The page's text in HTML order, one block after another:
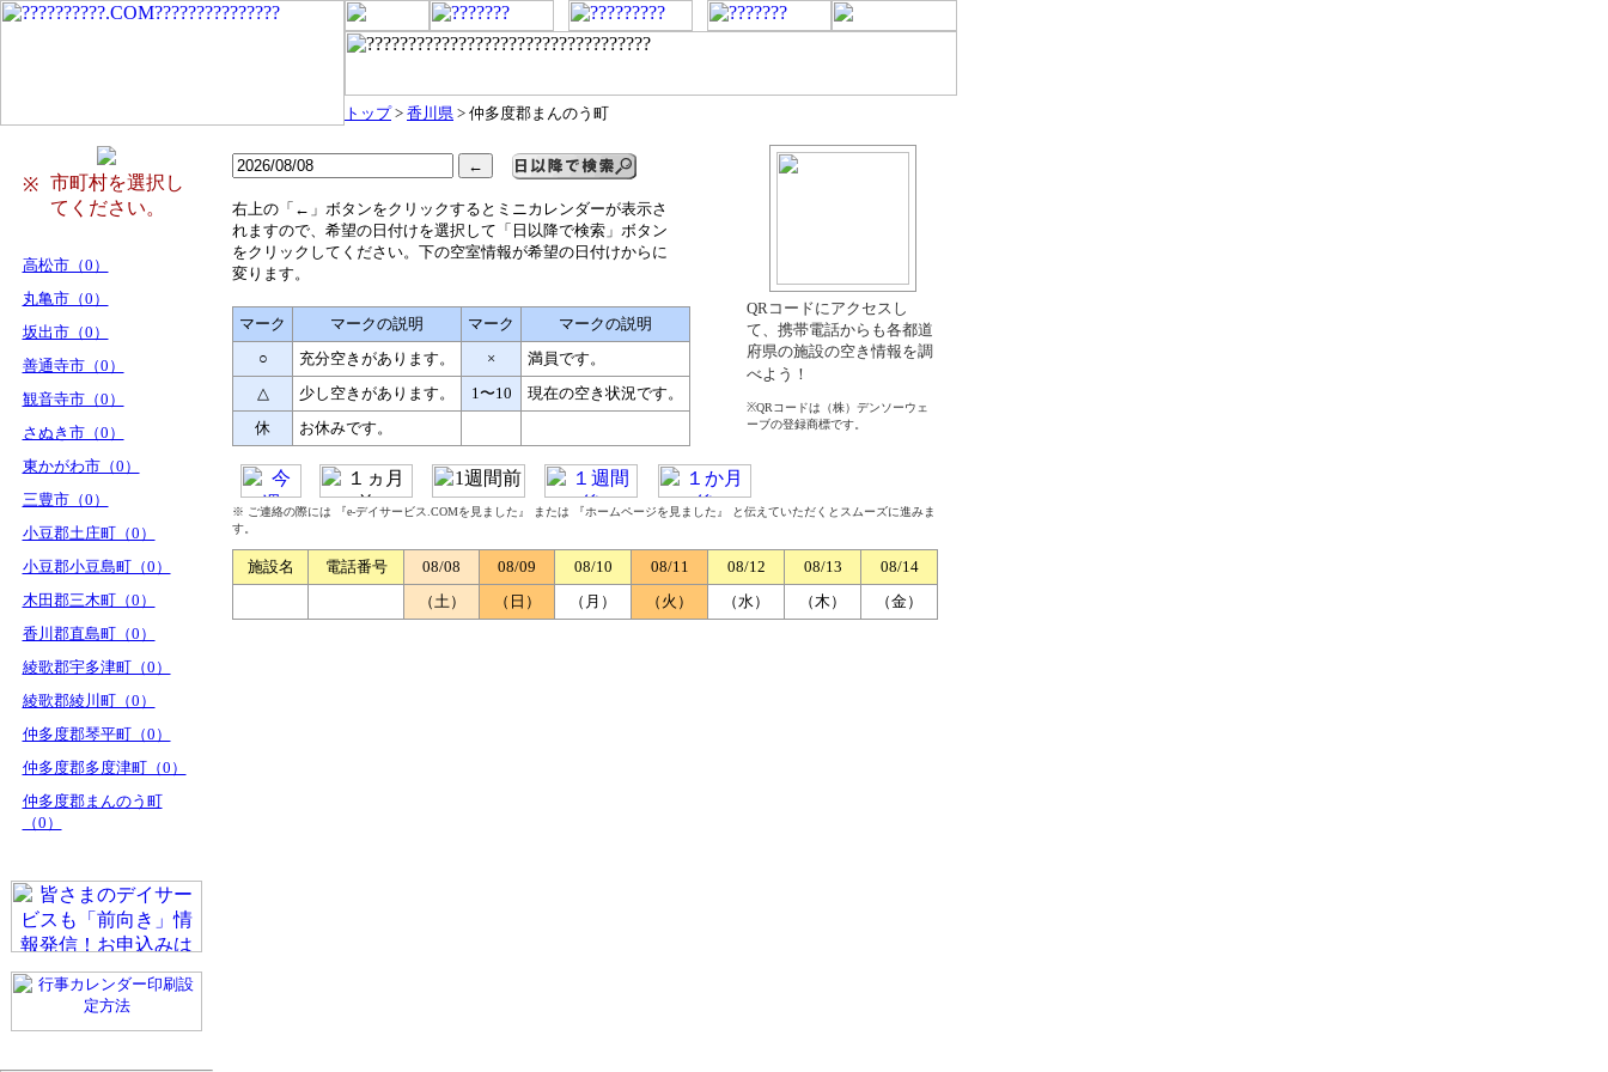
トップ> 香川県 > 仲多度郡まんのう町
※
市町村を選択し
てください。
高松市（0）
丸亀市（0）
坂出市（0）
善通寺市（0）
観音寺市（0）
さぬき市（0）
東かがわ市（0）
三豊市（0）
小豆郡土庄町（0）
小豆郡小豆島町（0）
木田郡三木町（0）
香川郡直島町（0）
綾歌郡宇多津町（0）
綾歌郡綾川町（0）
仲多度郡琴平町（0）
仲多度郡多度津町（0）
仲多度郡まんのう町
（0）
右上の「←」ボタンをクリックするとミニカレンダーが表示さ
れますので、希望の日付けを選択して「日以降で検索」ボタン
をクリックしてください。下の空室情報が希望の日付けからに
変ります。
マーク マークの説明 マーク
マークの説明
○
充分空きがあります。 ×
満員です。
△
少し空きがあります。 1〜10
現在の空き状況です。
休
お休みです。
QRコードにアクセスし
て、携帯電話からも各都道
府県の施設の空き情報を調
べよう！
※QRコードは（株）デンソーウェ
ーブの登録商標です。
※ ご連絡の際には 『e-デイサービス.COMを見ました』 または 『ホームページを見ました』 と伝えていただくとスムーズに進みま
す。
施設名 電話番号 08/08 08/09 08/10 08/11 08/12 08/13
08/14
（土）
（日） （月） （火） （水） （木） （金）